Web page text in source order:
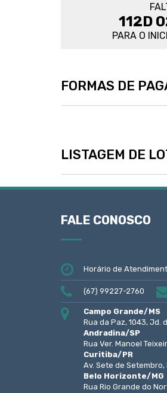
112D
PARA O
FORMAS DE
LISTAGEM DE
FALE CONOSCO
Horário de
(67) 99227-2760
Campo Grande/MS
Rua da Paz, 1043, Jd.
Andradina/SP
Rua Ver. Manoel
Curitiba/PR
Av. Sete de
Belo Horizonte/MG
Rua Rio Grande do